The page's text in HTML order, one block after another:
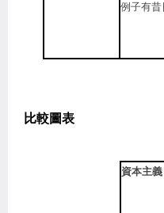
例子有昔
比較圖表
資本主義